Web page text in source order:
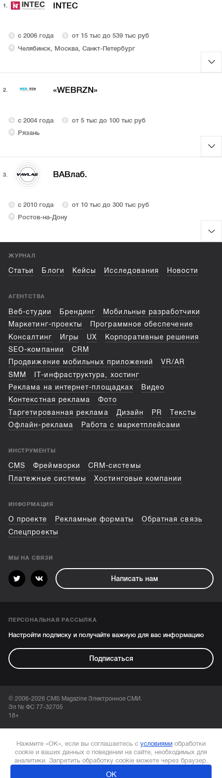
1. INTEC
с 2006 года
от 15 тыс до 539 тыс руб
Челябинск, Москва, Санкт-Петербург
2. «WEBRZN»
с 2004 года
от 5 тыс до 100 тыс руб
Рязань
3. ВАВлаб.
с 2010 года
от 10 тыс до 300 тыс руб
Ростов-на-Дону
ЖУРНАЛ
Статьи Блоги Кейсы Исследования Новости
АГЕНТСТВА
Веб-студии Брендинг
Мобильные разработчики
Маркетинг-проекты
Программное обеспечение
Консалтинг
Игры UX
Корпоративные решения
SEO-компании
CRM
Продвижение мобильных приложений
VR/AR
SMM
IT-инфраструктура, хостинг
Реклама на интернет-площадках
Видео
Контекстная реклама
Фото
Таргетированная реклама
Дизайн PR
Тексты
Офлайн-реклама
Работа с маркетплейсами
ИНСТРУМЕНТЫ
CMS Фреймворки
CRM-системы
Платежные системы
Хостинговые компании
ИНФОРМАЦИЯ
О проекте Рекламные форматы
Обратная связь
Спецпроекты
МЫ НА СВЯЗИ
Написать нам
ПЕРСОНАЛЬНАЯ РАССЫЛКА
Настройти подписку и получайте важную для вас информацию
Подписаться
© 2006-2026 CMS Magazine Электронное СМИ.
Эл № ФС 77-32705
18+
Нажмите «ОК», если вы соглашаетесь с условиями обработки
cookie и ваших данных о поведении на сайте, необходимых для
аналитики. Запретить обработку cookie можете через браузер.
ОК